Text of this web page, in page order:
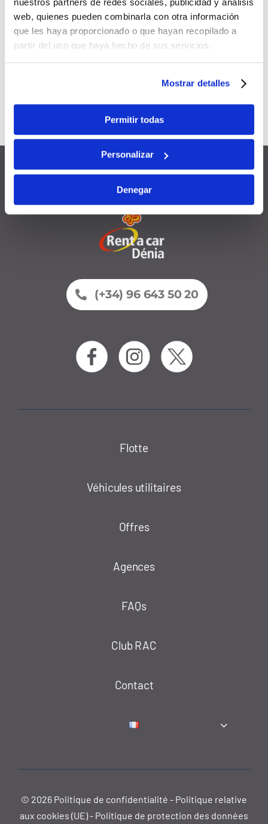
nuestros partners de redes sociales, publicidad y análisis
web, quienes pueden combinarla con otra información
que les haya proporcionado o que hayan recopilado a
partir del uso que haya hecho de sus servicios.
Mostrar detalles
Permitir todas
Personalizar
Denegar
Applicable à
toutes vos
réservationsfutures
promotions et remises
(+34) 96 643 50 20
Flotte
Véhicules utilitaires
Offres
Agences
FAQs
Club RAC
Contact
© 2026 Politique de confidentialité - Politique relative
aux cookies (UE)- Politique de protection des données